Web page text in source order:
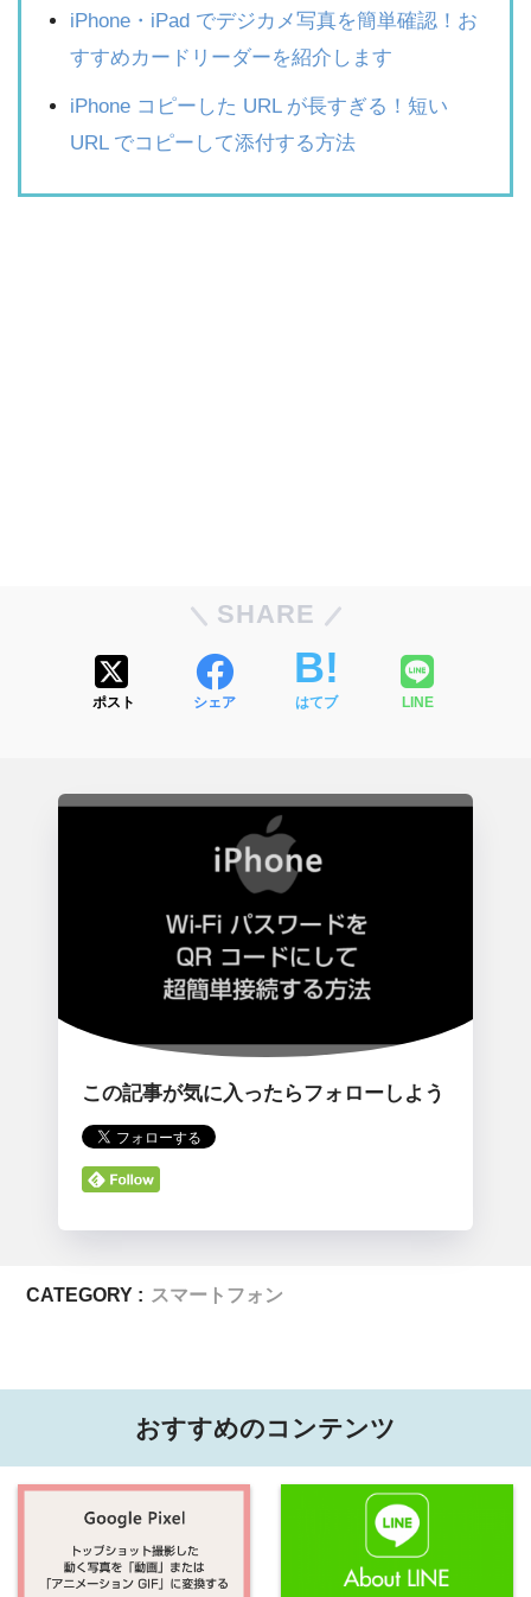
iPhone・iPad でデジカメ写真を簡単確認！お
すすめカードリーダーを紹介します
iPhone コピーした URL が長すぎる！短い
URL でコピーして添付する方法
SHARE
ポスト シェア はてブ LINE
この記事が気に入ったらフォローしよう
CATEGORY : スマートフォン
おすすめのコンテンツ